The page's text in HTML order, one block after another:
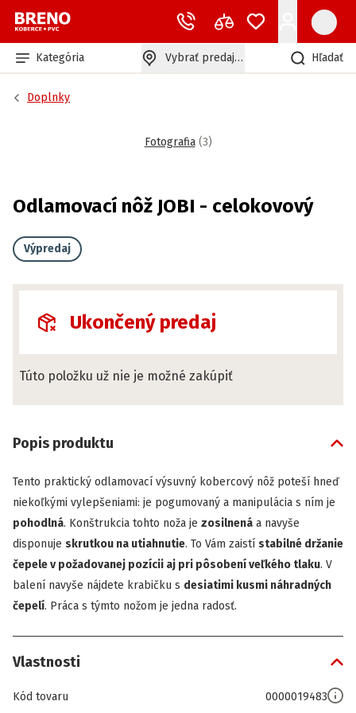
Kategória Vybrať predajňu Hľadať
Doplnky
Fotografia (3)
Odlamovací nôž JOBI - celokovový
Výpredaj
Ukončený predaj
Túto položku už nie je možné zakúpiť
Popis produktu
Tento praktický odlamovací výsuvný kobercový nôž poteší hneď
niekoľkými vylepšeniami: je pogumovaný a manipulácia s ním je
pohodlná. Konštrukcia tohto noža je zosilnená a navyše
disponuje skrutkou na utiahnutie. To Vám zaistí stabilné držanie
čepele v požadovanej pozícii aj pri pôsobení veľkého tlaku. V
balení navyše nájdete krabičku s desiatimi kusmi náhradných
čepelí. Práca s týmto nožom je jedna radosť.
Vlastnosti
Kód tovaru 0000019483